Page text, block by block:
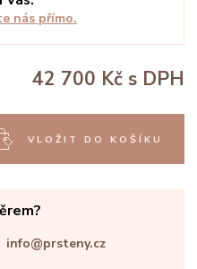
nás přímo.
42 700 Kč s DPH
VLOŽIT DO KOŠÍKU
info@prsteny.cz